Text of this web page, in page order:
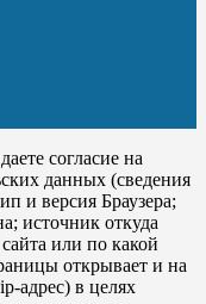
согласие на
данных (сведения
и версия Браузера;
источник откуда
или по какой
открывает и на
адрес) в целях